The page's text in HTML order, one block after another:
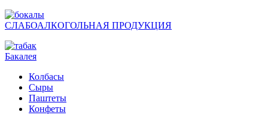
СЛАБОАЛКОГОЛЬНАЯ ПРОДУКЦИЯ
Бакалея
Колбасы
Сыры
Паштеты
Конфеты